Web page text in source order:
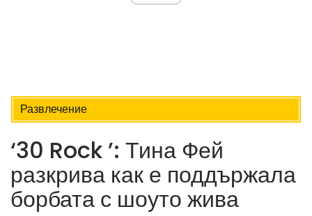
Развлечение
‘30 Rock ’: Тина Фей
разкрива как е поддържала
борбата с шоуто жива